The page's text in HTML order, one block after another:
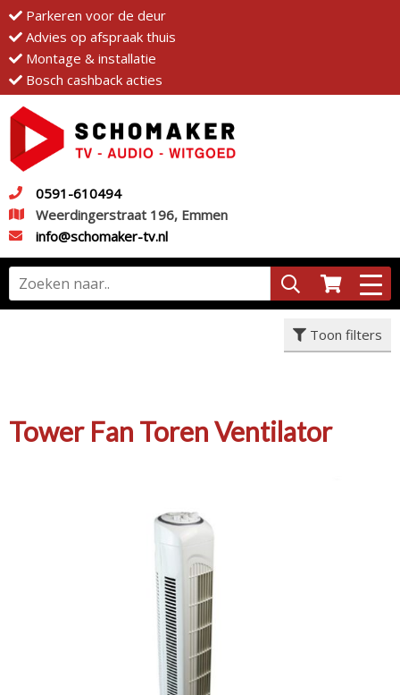
Parkeren voor de deur
Advies op afspraak thuis
Montage & installatie
Bosch cashback acties
0591-610494
Weerdingerstraat 196, Emmen
info@schomaker-tv.nl
Toon filters
Tower Fan Toren Ventilator